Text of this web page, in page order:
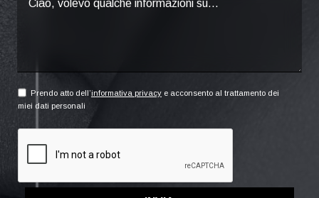
Prendo atto dell’informativa privacye acconsento al trattamento dei
miei dati personali